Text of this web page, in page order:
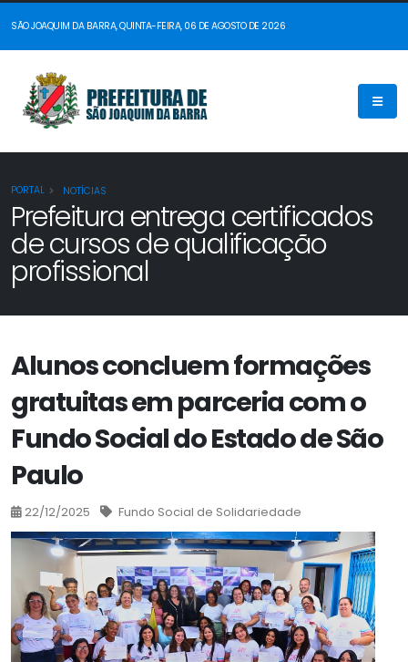
SÃO JOAQUIM DA BARRA, QUINTA-FEIRA, 06 DE AGOSTO DE 2026
PORTAL NOTÍCIAS
Prefeitura entrega certificados
de cursos de qualificação
profissional
Alunos concluem formações
gratuitas em parceria com o
Fundo Social do Estado de São
Paulo
22/12/2025 Fundo Social de Solidariedade